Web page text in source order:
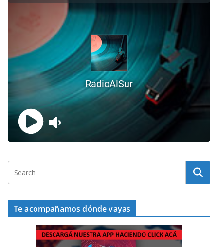
Te acompañamos dónde vayas